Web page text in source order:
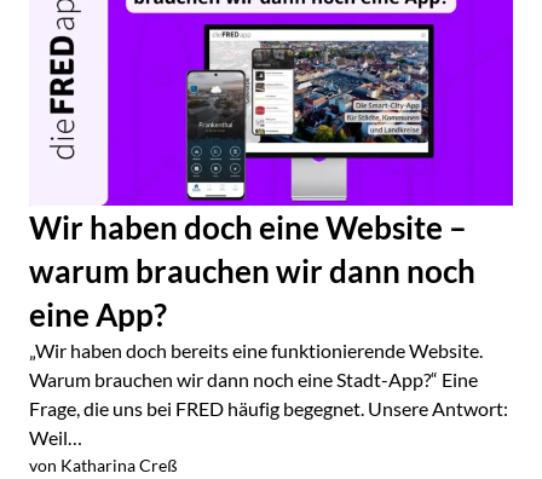
Wir haben doch eine Website –
warum brauchen wir dann noch
eine App?
„Wir haben doch bereits eine funktionierende Website.
Warum brauchen wir dann noch eine Stadt-App?“ Eine
Frage, die uns bei FRED häufig begegnet. Unsere Antwort:
Weil…
von Katharina Creß